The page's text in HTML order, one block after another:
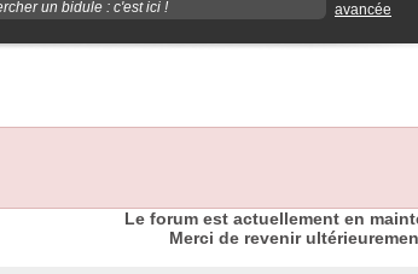
avancée
Le forum est actuellement en
Merci de revenir